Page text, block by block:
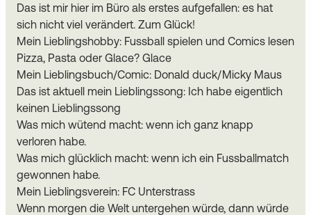
Das ist mir hier im Büro als erstes aufgefallen: es hat
sich nicht viel verändert. Zum Glück!
Mein Lieblingshobby: Fussball spielen und Comics lesen
Pizza, Pasta oder Glace? Glace
Mein Lieblingsbuch/Comic: Donald duck/Micky Maus
Das ist aktuell mein Lieblingssong: Ich habe eigentlich
keinen Lieblingssong
Was mich wütend macht: wenn ich ganz knapp
verloren habe.
Was mich glücklich macht: wenn ich ein Fussballmatch
gewonnen habe.
Mein Lieblingsverein: FC Unterstrass
Wenn morgen die Welt untergehen würde, dann würde